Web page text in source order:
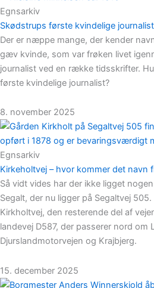
Egnsarkiv
Skødstrups første kvindelige journalist
Der er næppe mange, der kender
gæv kvinde, som var frøken livet
journalist ved en række tidsskrifter.
første kvindelige journalist?
8. november 2025
Egnsarkiv
Kirkeholtvej – hvor kommer det navn
Så vidt vides har der ikke ligget
Segalt, der nu ligger på Segaltvej
Kirkholtvej, den resterende del af
landevej D587, der passerer nord om
Djurslandmotorvejen og Krajbjerg.
15. december 2025